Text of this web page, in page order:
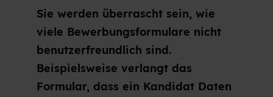
Sie werden überrascht sein, wie
viele Bewerbungsformulare nicht
benutzerfreundlich sind.
Beispielsweise verlangt das
Formular, dass ein Kandidat Daten